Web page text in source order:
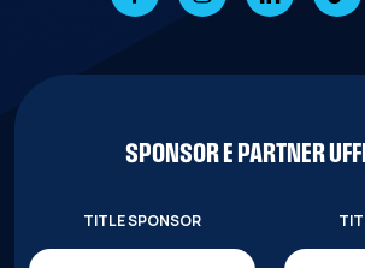
SPONSOR E PARTNER
TITLE SPONSOR